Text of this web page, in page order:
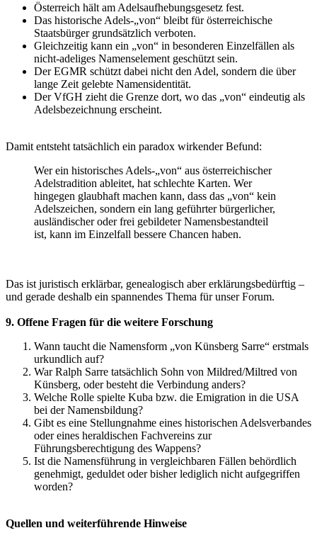
Österreich hält am Adelsaufhebungsgesetz fest.
Das historische Adels-„von“ bleibt für österreichische
Staatsbürger grundsätzlich verboten.
Gleichzeitig kann ein „von“ in besonderen Einzelfällen als
nicht-adeliges Namenselement geschützt sein.
Der EGMR schützt dabei nicht den Adel, sondern die über
lange Zeit gelebte Namensidentität.
Der VfGH zieht die Grenze dort, wo das „von“ eindeutig als
Adelsbezeichnung erscheint.
Damit entsteht tatsächlich ein paradox wirkender Befund:
Wer ein historisches Adels-„von“ aus österreichischer
Adelstradition ableitet, hat schlechte Karten. Wer
hingegen glaubhaft machen kann, dass das „von“ kein
Adelszeichen, sondern ein lang geführter bürgerlicher,
ausländischer oder frei gebildeter Namensbestandteil
ist, kann im Einzelfall bessere Chancen haben.
Das ist juristisch erklärbar, genealogisch aber erklärungsbedürftig –
und gerade deshalb ein spannendes Thema für unser Forum.
9. Offene Fragen für die weitere Forschung
Wann taucht die Namensform „von Künsberg Sarre“ erstmals
urkundlich auf?
War Ralph Sarre tatsächlich Sohn von Mildred/Miltred von
Künsberg, oder besteht die Verbindung anders?
Welche Rolle spielte Kuba bzw. die Emigration in die USA
bei der Namensbildung?
Gibt es eine Stellungnahme eines historischen Adelsverbandes
oder eines heraldischen Fachvereins zur
Führungsberechtigung des Wappens?
Ist die Namensführung in vergleichbaren Fällen behördlich
genehmigt, geduldet oder bisher lediglich nicht aufgegriffen
worden?
Quellen und weiterführende Hinweise